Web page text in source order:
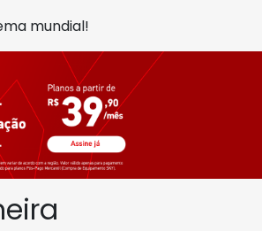
mundial!